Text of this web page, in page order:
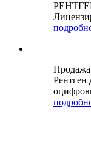
Продажа
Рентген